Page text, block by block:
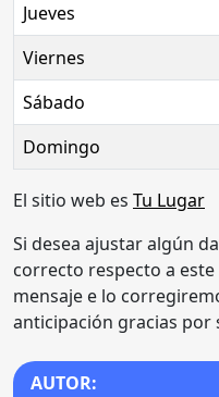
Jueves
Viernes
Sábado
Domingo
El sitio web es Tu Lugar
Si desea ajustar algún
correcto respecto a
mensaje e lo
anticipación gracias por
AUTOR: